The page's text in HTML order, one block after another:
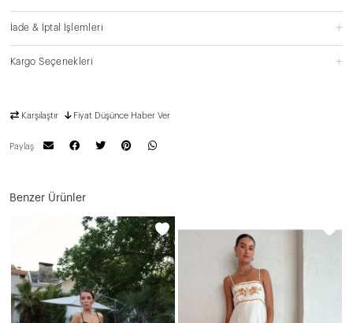
İade & İptal İşlemleri
Kargo Seçenekleri
Karşılaştır Fiyat Düşünce Haber Ver
Paylaş
Benzer Ürünler